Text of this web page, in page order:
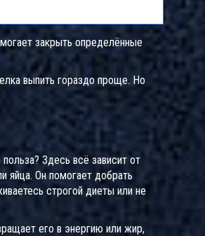
закрыть определённые
выпить гораздо проще. Но
Здесь всё зависит от
яйца. Он помогает добрать
строгой диеты или не
его в энергию или жир,